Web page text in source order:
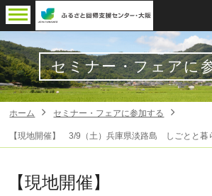
セミナー・フェアに
ホーム セミナー・フェアに参加する
【現地開催】 3/9（土）兵庫県淡路島 しごとと暮
【現地開催】